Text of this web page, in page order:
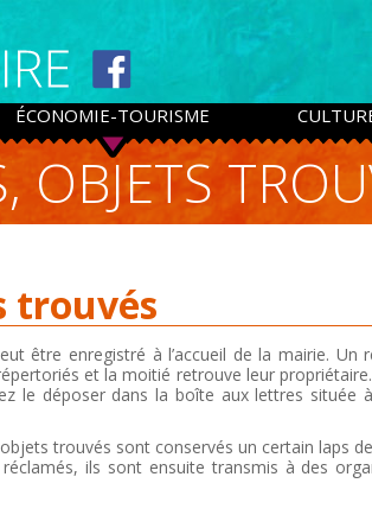
ÉCONOMIE-TOURISME
OBJETS
trouvés
être enregistré à l’accueil de la mairie. Un
et la moitié retrouve leur
le déposer dans la boîte aux lettres située
trouvés sont conservés un certain laps
ils sont ensuite transmis à des